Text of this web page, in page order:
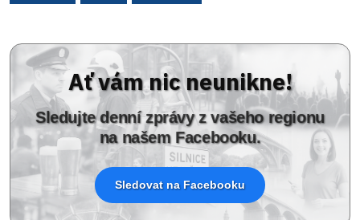
Ať vám nic neunikne!
Sledujte denní zprávy z vašeho regionu
na našem Facebooku.
Sledovat na Facebooku